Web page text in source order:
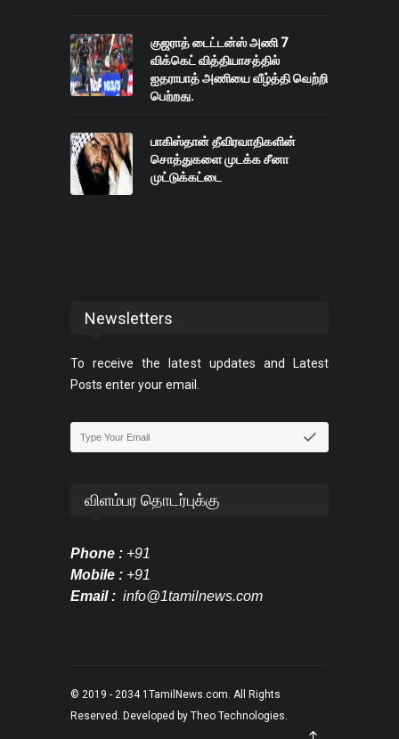
குஜராத் டைட்டன்ஸ் அணி 7
விக்கெட் வித்தியாசத்தில்
ஐதராபாத் அணியை வீழ்த்தி வெற்றி
பெற்றது.
பாகிஸ்தான் தீவிரவாதிகளின்
சொத்துகளை முடக்க சீனா
முட்டுக்கட்டை
Newsletters
To receive the latest updates and Latest
Posts enter your email.
விளம்பர தொடர்புக்கு
Phone : +91
Mobile : +91
Email : info@1tamilnews.com
© 2019 - 2034 1TamilNews.com . All Rights
Reserved. Developed by Theo Technologies